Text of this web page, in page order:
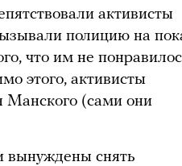
активисты
полицию на
что им не
этого, активисты
Манского (сами они
вынуждены снять